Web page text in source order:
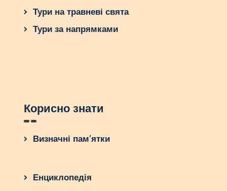
Тури на травневі свята
Тури за напрямками
Корисно знати
Визначні пам’ятки
Енциклопедія